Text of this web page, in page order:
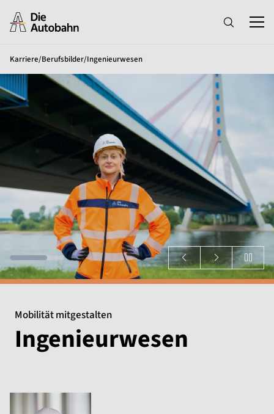
Karriere/Berufsbilder/Ingenieurwesen
Mobilität mitgestalten
Ingenieurwesen